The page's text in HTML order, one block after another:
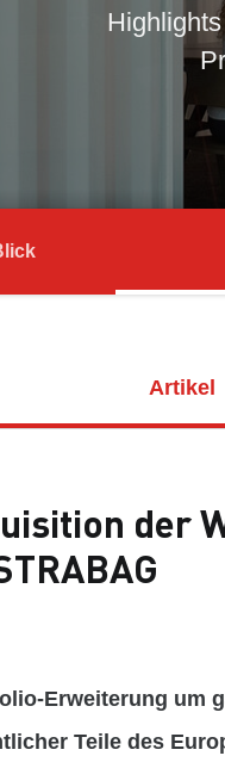
Artikel
der
Erweiterung um
Teile des